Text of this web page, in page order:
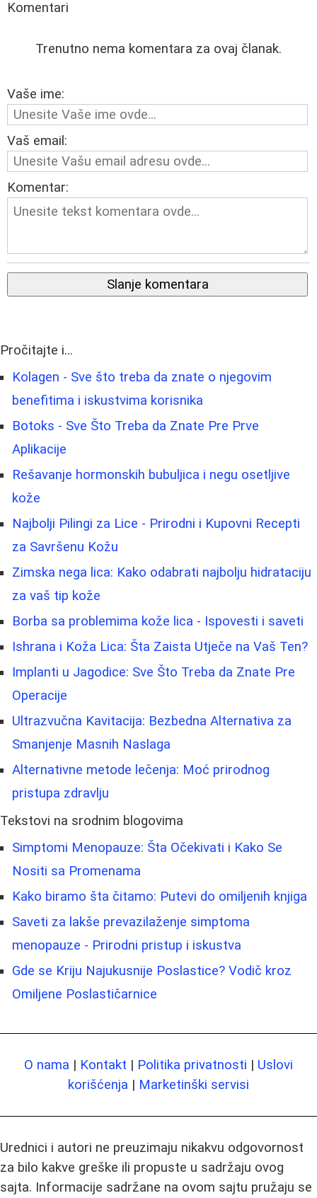
Komentari
Trenutno nema komentara za ovaj članak.
Vaše ime:
Vaš email:
Komentar:
Slanje komentara
Pročitajte i...
Kolagen - Sve što treba da znate o njegovim
benefitima i iskustvima korisnika
Botoks - Sve Što Treba da Znate Pre Prve
Aplikacije
Rešavanje hormonskih bubuljica i negu osetljive
kože
Najbolji Pilingi za Lice - Prirodni i Kupovni Recepti
za Savršenu Kožu
Zimska nega lica: Kako odabrati najbolju hidrataciju
za vaš tip kože
Borba sa problemima kože lica - Ispovesti i saveti
Ishrana i Koža Lica: Šta Zaista Utječe na Vaš Ten?
Implanti u Jagodice: Sve Što Treba da Znate Pre
Operacije
Ultrazvučna Kavitacija: Bezbedna Alternativa za
Smanjenje Masnih Naslaga
Alternativne metode lečenja: Moć prirodnog
pristupa zdravlju
Tekstovi na srodnim blogovima
Simptomi Menopauze: Šta Očekivati i Kako Se
Nositi sa Promenama
Kako biramo šta čitamo: Putevi do omiljenih knjiga
Saveti za lakše prevazilaženje simptoma
menopauze - Prirodni pristup i iskustva
Gde se Kriju Najukusnije Poslastice? Vodič kroz
Omiljene Poslastičarnice
O nama | Kontakt | Politika privatnosti | Uslovi
korišćenja | Marketinški servisi
Urednici i autori ne preuzimaju nikakvu odgovornost
za bilo kakve greške ili propuste u sadržaju ovog
sajta. Informacije sadržane na ovom sajtu pružaju se